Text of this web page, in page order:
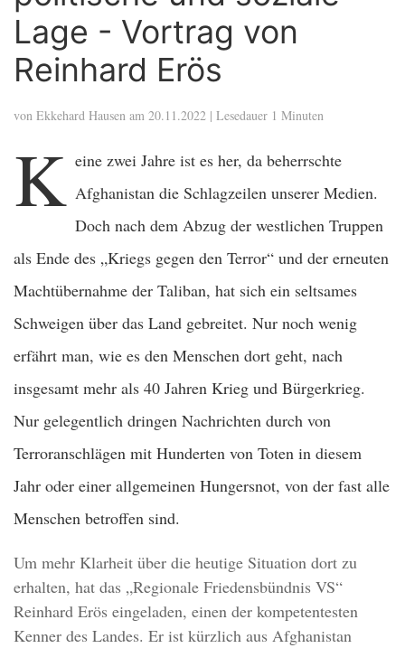
Lage - Vortrag von
Reinhard Erös
von Ekkehard Hausen am 20.11.2022 | Lesedauer 1 Minuten
K eine zwei Jahre ist es her, da beherrschte
Afghanistan die Schlagzeilen unserer Medien.
Doch nach dem Abzug der westlichen Truppen
als Ende des „Kriegs gegen den Terror“ und der erneuten
Machtübernahme der Taliban, hat sich ein seltsames
Schweigen über das Land gebreitet. Nur noch wenig
erfährt man, wie es den Menschen dort geht, nach
insgesamt mehr als 40 Jahren Krieg und Bürgerkrieg.
Nur gelegentlich dringen Nachrichten durch von
Terroranschlägen mit Hunderten von Toten in diesem
Jahr oder einer allgemeinen Hungersnot, von der fast alle
Menschen betroffen sind.
Um mehr Klarheit über die heutige Situation dort zu
erhalten, hat das „Regionale Friedensbündnis VS“
Reinhard Erös eingeladen, einen der kompetentesten
Kenner des Landes. Er ist kürzlich aus Afghanistan